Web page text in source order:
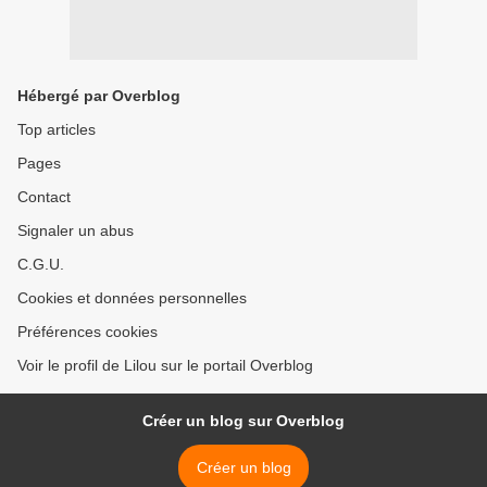
Hébergé par Overblog
Top articles
Pages
Contact
Signaler un abus
C.G.U.
Cookies et données personnelles
Préférences cookies
Voir le profil de Lilou sur le portail Overblog
Créer un blog sur Overblog
Créer un blog